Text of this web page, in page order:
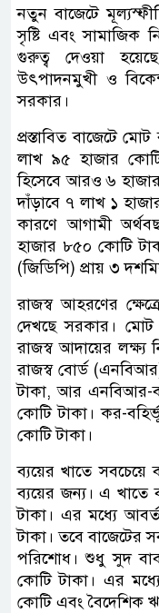
নতুন বাজেটে
সৃষ্টি এবং সামাজিক
গুরুত্ব দেওয়া
উৎপাদনমুখী ও
সরকার।
প্রস্তাবিত বাজেটে
লাখ ৯৫ হাজার
হিসেবে আরও ৬
দাঁড়াবে ৭ লাখ ১
কারণে আগামী
হাজার ৮৫০ কোটি
(জিডিপি) প্রায় ৩
রাজস্ব আহরণের
দেখছে সরকার।
রাজস্ব আদায়ের লক্ষ্য
রাজস্ব বোর্ড
টাকা, আর এনবিআর-
কোটি টাকা। কর-
কোটি টাকা।
ব্যয়ের খাতে সবচেয়ে
ব্যয়ের জন্য। এ
টাকা। এর মধ্যে
টাকা। তবে বাজেটের
পরিশোধ। শুধু সুদ
কোটি টাকা। এর
কোটি এবং বৈদেশিক